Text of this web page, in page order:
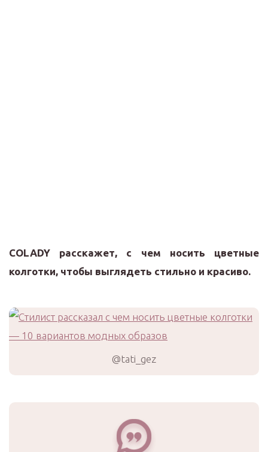
COLADY расскажет, с чем носить цветные
колготки, чтобы выглядеть стильно и красиво.
@tati_gez